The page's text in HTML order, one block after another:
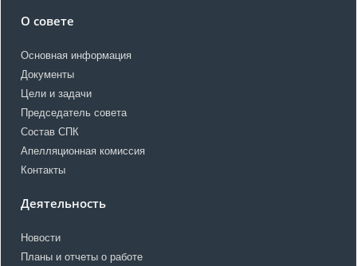
О совете
Основная информация
Документы
Цели и задачи
Председатель совета
Состав СПК
Апелляционная комиссия
Контакты
Деятельность
Новости
Планы и отчеты о работе